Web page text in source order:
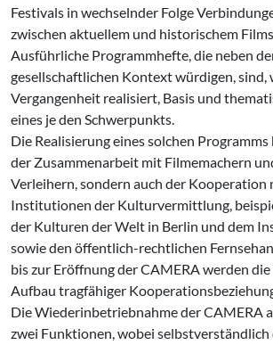
Festivals in wechselnder Folge
zwischen aktuellem und historischem
Ausführliche Programmhef­te, die neben
gesell­schaftlichen Kontext würdigen, sind,
Vergangenheit realisiert, Basis und
eines je­ den Schwerpunkts.
Die Realisierung eines solchen
der Zusammenarbeit mit Filmemachern
Verleihern, sondern auch der Kooperation
Institutionen der Kulturvermittlung,
der Kulturen der Welt in Berlin und dem
sowie den öffentlich-rechtlichen
bis zur Eröffnung der CAMERA werden
Aufbau tragfähiger
Die Wiederinbetriebnahme der CAMERA
zwei Funktionen, wobei selbstverständlich